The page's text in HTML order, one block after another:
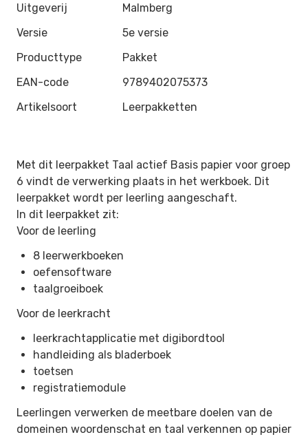
Uitgeverij
Malmberg
Versie
5e versie
Producttype
Pakket
EAN-code
9789402075373
Artikelsoort
Leerpakketten
Met dit leerpakket Taal actief Basis papier voor groep
6 vindt de verwerking plaats in het werkboek. Dit
leerpakket wordt per leerling aangeschaft.
In dit leerpakket zit:
Voor de leerling
8 leerwerkboeken
oefensoftware
taalgroeiboek
Voor de leerkracht
leerkrachtapplicatie met digibordtool
handleiding als bladerboek
toetsen
registratiemodule
Leerlingen verwerken de meetbare doelen van de
domeinen woordenschat en taal verkennen op papier